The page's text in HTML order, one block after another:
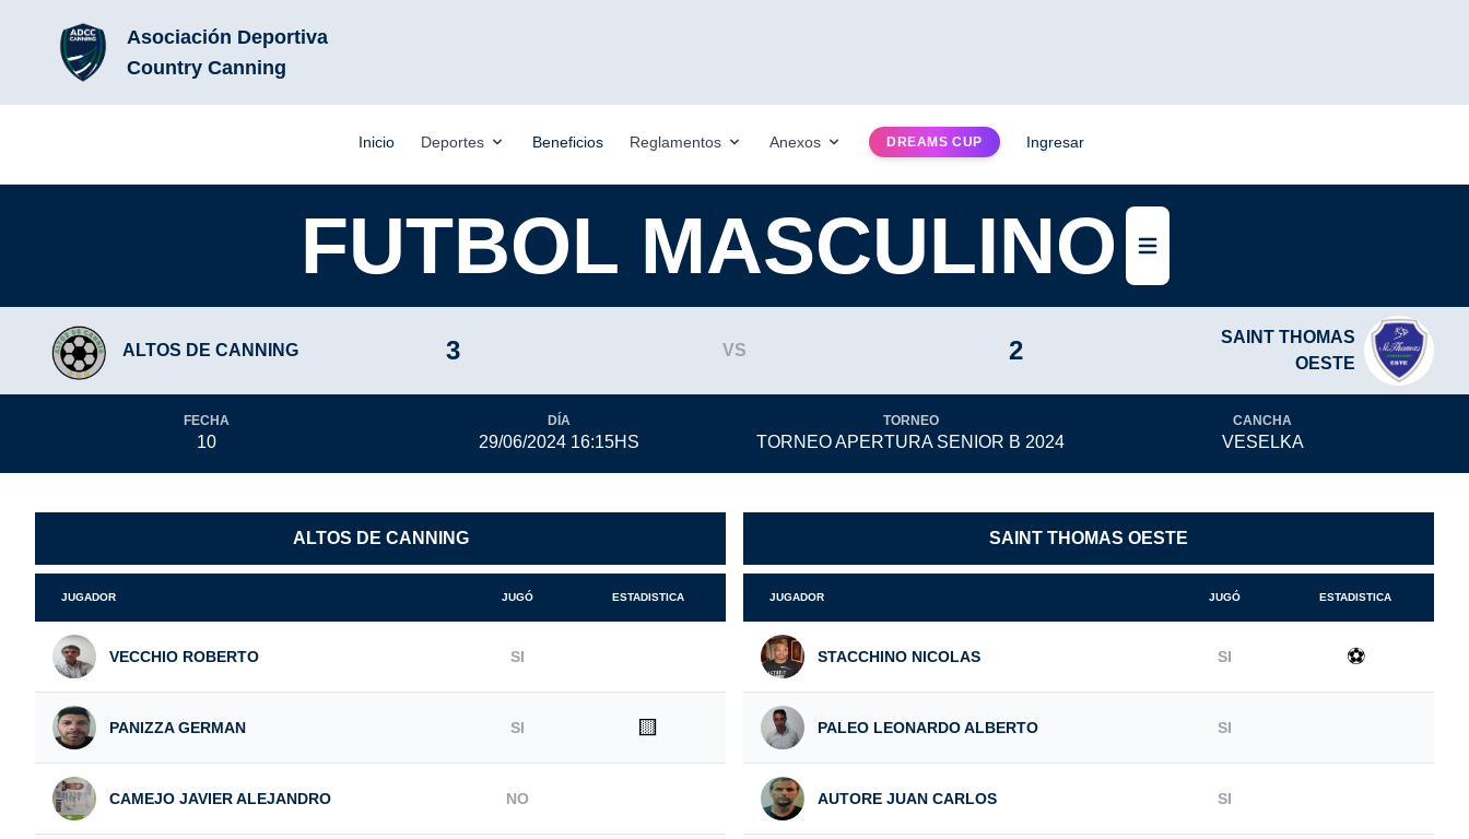
Asociación Deportiva
Country Canning
Inicio Deportes Beneficios Reglamentos Anexos DREAMS CUP Ingresar
FUTBOL MASCULINO Abrir menú
ALTOS DE CANNING 3 VS 2
SAINT THOMAS
OESTE
FECHA
10
DÍA
29/06/2024 16:15HS
TORNEO
TORNEO APERTURA SENIOR B 2024
CANCHA
VESELKA
ALTOS DE CANNING
JUGADOR JUGÓ ESTADISTICA
VECCHIO ROBERTO SI
PANIZZA GERMAN SI 🟨
CAMEJO JAVIER ALEJANDRO NO
SAINT THOMAS OESTE
JUGADOR JUGÓ ESTADISTICA
STACCHINO NICOLAS SI ⚽
PALEO LEONARDO ALBERTO SI
AUTORE JUAN CARLOS SI